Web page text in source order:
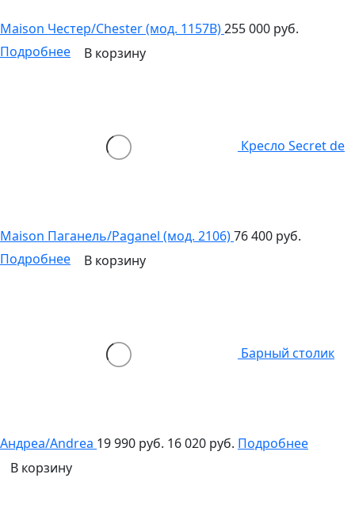
Maison Честер/Chester (мод. 1157B)255 000 руб.
Подробнее
В корзину
Кресло Secret de
Maison Паганель/Paganel (мод. 2106)76 400 руб.
Подробнее
В корзину
Барный столик
Андреа/Andrea 19 990 руб. 16 020 руб. Подробнее
В корзину